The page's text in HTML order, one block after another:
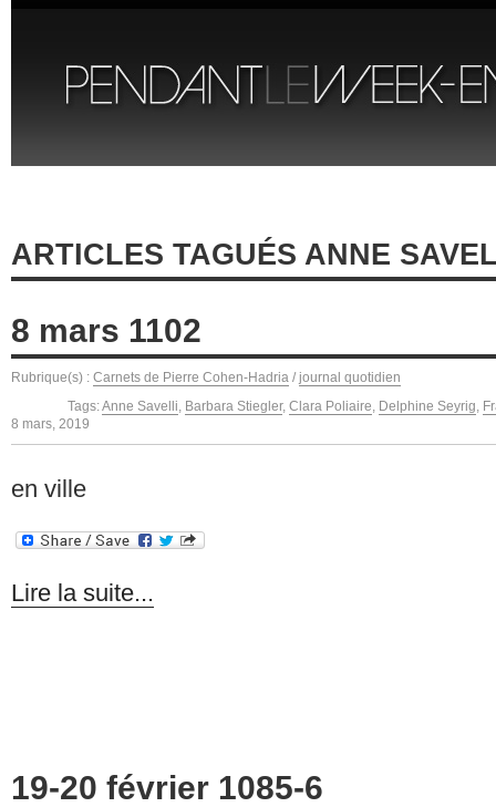
ARTICLES TAGUÉS ANNE
8 mars 1102
Rubrique(s) : Carnets de Pierre Cohen-Hadria / journal quotidien
Tags:Anne Savelli, Barbara Stiegler, Clara Poliaire, Delphine Seyrig,
8 mars, 2019
en ville
Lire la suite...
19-20 février 1085-6